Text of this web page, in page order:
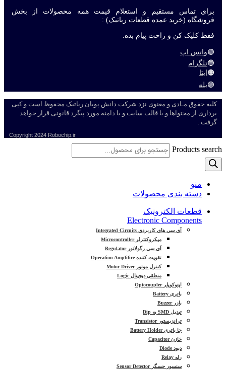
برای تماس مستقیم و استعلام قیمت همه محصولات از بخش
فروشگاه (خرید عمده قطعات رباتیک) :
فقط کلیک کن و راحت پیام بده.
🟢واتس اپ
🔵تلگرام
🟠 ایتا
🟣بله
کلیه حقوق مـادی و معنوی نزد شرکت دانش پویان رباتیک محفوظ است و کپی
برداری از محتواها و یا قالب سایت و یا دامنه مورد پیگرد قانونی قرار خواهد
گرفت .
Copyright 2024 Robochip.ir
Products search
منو
دسته بندی محصولات
قطعات الکترونیک
Electronic Components
آی سی های کاربردی Integrated Circuits
میکروکنترلر Microcontroller
آی سی رگولاتور Regulator
تقویت کننده Operation Amplifire
کنترل موتور Motor Driver
منطقی دیجیتال Logic
اپتوکوپلر Optocoupler
باتری Battery
بازر Buzzer
تبدیل SMD به Dip
ترانزیستور Transistor
جا باتری Battery Holder
خازن Capacitor
دیود Diode
رله Relay
سنسور حسگر Sensor Detector